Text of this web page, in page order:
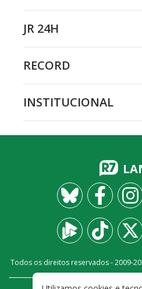
JR 24H
RECORD
INSTITUCIONAL
Todos os direitos reservados - 2009-